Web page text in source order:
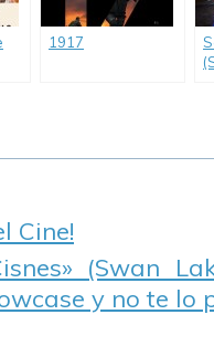
1917
Cine!
(Swan
y no te lo